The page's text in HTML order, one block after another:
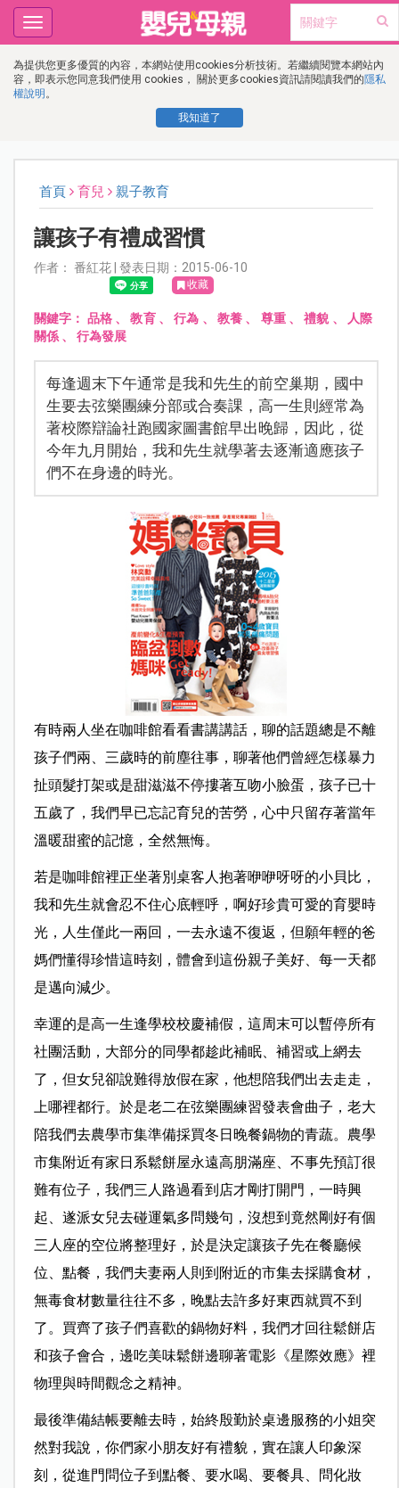
為提供您更多優質的內容，本網站使用cookies分析技術。若繼續閱覽本網站內
容，即表示您同意我們使用 cookies， 關於更多cookies資訊請閱讀我們的隱私
權說明 。
我知道了
Toggle
navigation
首頁 育兒 親子教育
讓孩子有禮成習慣
作者： 番紅花 | 發表日期：2015-06-10
收藏
關鍵字： 品格、教育、行為 、 教養 、 尊重、禮貌 、
人際
關係、 行為發展
每逢週末下午通常是我和先生的前空巢期，國中
生要去弦樂團練分部或合奏課，高一生則經常為
著校際辯論社跑國家圖書館早出晚歸，因此，從
今年九月開始，我和先生就學著去逐漸適應孩子
們不在身邊的時光。
有時兩人坐在咖啡館看看書講講話，聊的話題總是不離
孩子們兩、三歲時的前塵往事，聊著他們曾經怎樣暴力
扯頭髮打架或是甜滋滋不停摟著互吻小臉蛋，孩子已十
五歲了，我們早已忘記育兒的苦勞，心中只留存著當年
溫暖甜蜜的記憶，全然無悔。
若是咖啡館裡正坐著別桌客人抱著咿咿呀呀的小貝比，
我和先生就會忍不住心底輕呼，啊好珍貴可愛的育嬰時
光，人生僅此一兩回，一去永遠不復返，但願年輕的爸
媽們懂得珍惜這時刻，體會到這份親子美好、每一天都
是邁向減少。
幸運的是高一生逢學校校慶補假，這周末可以暫停所有
社團活動，大部分的同學都趁此補眠、補習或上網去
了，但女兒卻說難得放假在家，他想陪我們出去走走，
上哪裡都行。於是老二在弦樂團練習發表會曲子，老大
陪我們去農學市集準備採買冬日晚餐鍋物的青蔬。農學
市集附近有家日系鬆餅屋永遠高朋滿座、不事先預訂很
難有位子，我們三人路過看到店才剛打開門，一時興
起、遂派女兒去碰運氣多問幾句，沒想到竟然剛好有個
三人座的空位將整理好，於是決定讓孩子先在餐廳候
位、點餐，我們夫妻兩人則到附近的市集去採購食材，
無毒食材數量往往不多，晚點去許多好東西就買不到
了。買齊了孩子們喜歡的鍋物好料，我們才回往鬆餅店
和孩子會合，邊吃美味鬆餅邊聊著電影《星際效應》裡
物理與時間觀念之精神。
最後準備結帳要離去時，始終殷勤於桌邊服務的小姐突
然對我說，你們家小朋友好有禮貌，實在讓人印象深
刻，從進門問位子到點餐、要水喝、要餐具、問化妝